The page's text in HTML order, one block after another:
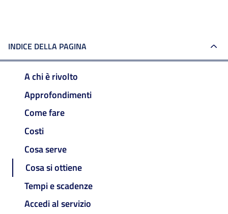
INDICE DELLA PAGINA
A chi è rivolto
Approfondimenti
Come fare
Costi
Cosa serve
Cosa si ottiene
Tempi e scadenze
Accedi al servizio